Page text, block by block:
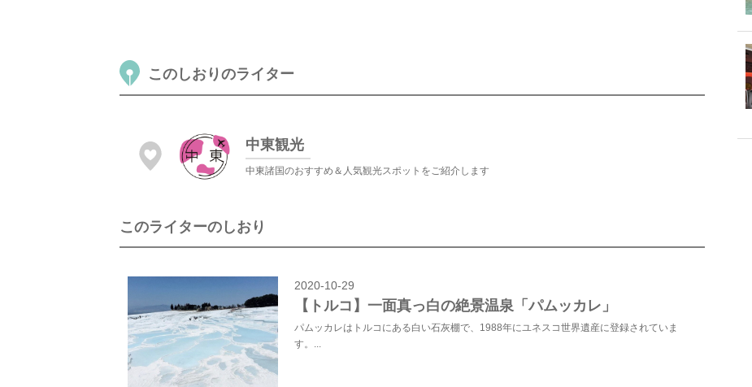
このしおりのライター
中東観光
中東諸国のおすすめ＆人気観光スポットをご紹介します
このライターのしおり
2020-10-29
【トルコ】一面真っ白の絶景温泉「パムッカレ」
パムッカレはトルコにある白い石灰棚で、1988年にユネスコ世界遺産に登録されていま
す。...